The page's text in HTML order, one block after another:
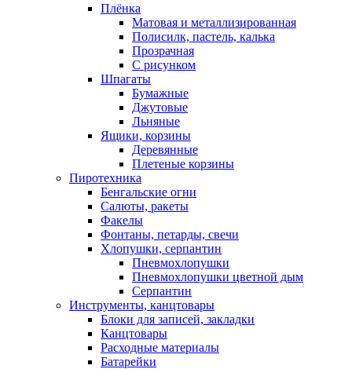
Плёнка
Матовая и металлизированная
Полисилк, пастель, калька
Прозрачная
С рисунком
Шпагаты
Бумажные
Джутовые
Льняные
Ящики, корзины
Деревянные
Плетеные корзины
Пиротехника
Бенгальские огни
Салюты, ракеты
Факелы
Фонтаны, петарды, свечи
Хлопушки, серпантин
Пневмохлопушки
Пневмохлопушки цветной дым
Серпантин
Инструменты, канцтовары
Блоки для записей, закладки
Канцтовары
Расходные материалы
Батарейки